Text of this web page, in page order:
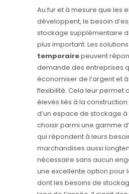
Au fur et à mesure que les
développent, le besoin
stockage supplémentaire
plus important. Les
temporairepeuvent
demande des entreprises
économiser de l’argent et
flexibilité. Cela leur permet
élevés liés à la
d’un espace de stockage
choisir parmi une gamme
qui répondent à leurs
marchandises aussi
nécessaire sans aucun
une excellente option pour
dont les besoins de